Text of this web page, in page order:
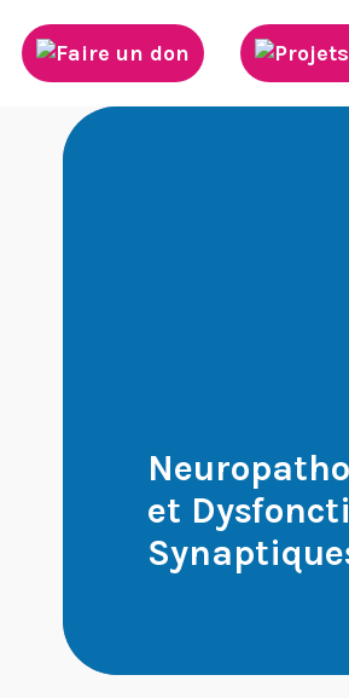
Découvrez Neurodis
Je suis un patient ou un
Je
et